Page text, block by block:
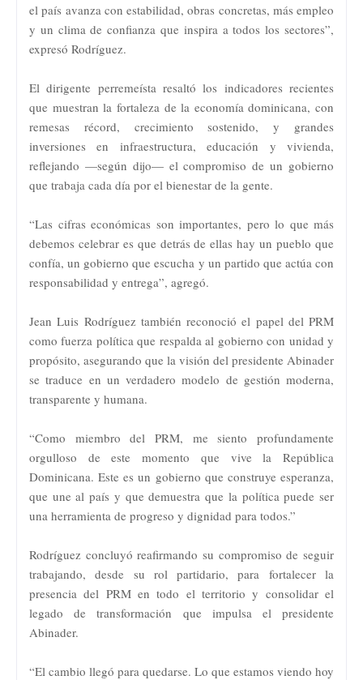
el país avanza con estabilidad, obras concretas, más empleo
y un clima de confianza que inspira a todos los sectores”,
expresó Rodríguez.
El dirigente perremeísta resaltó los indicadores recientes
que muestran la fortaleza de la economía dominicana, con
remesas récord, crecimiento sostenido, y grandes
inversiones en infraestructura, educación y vivienda,
reflejando —según dijo— el compromiso de un gobierno
que trabaja cada día por el bienestar de la gente.
“Las cifras económicas son importantes, pero lo que más
debemos celebrar es que detrás de ellas hay un pueblo que
confía, un gobierno que escucha y un partido que actúa con
responsabilidad y entrega”, agregó.
Jean Luis Rodríguez también reconoció el papel del PRM
como fuerza política que respalda al gobierno con unidad y
propósito, asegurando que la visión del presidente Abinader
se traduce en un verdadero modelo de gestión moderna,
transparente y humana.
“Como miembro del PRM, me siento profundamente
orgulloso de este momento que vive la República
Dominicana. Este es un gobierno que construye esperanza,
que une al país y que demuestra que la política puede ser
una herramienta de progreso y dignidad para todos.”
Rodríguez concluyó reafirmando su compromiso de seguir
trabajando, desde su rol partidario, para fortalecer la
presencia del PRM en todo el territorio y consolidar el
legado de transformación que impulsa el presidente
Abinader.
“El cambio llegó para quedarse. Lo que estamos viendo hoy